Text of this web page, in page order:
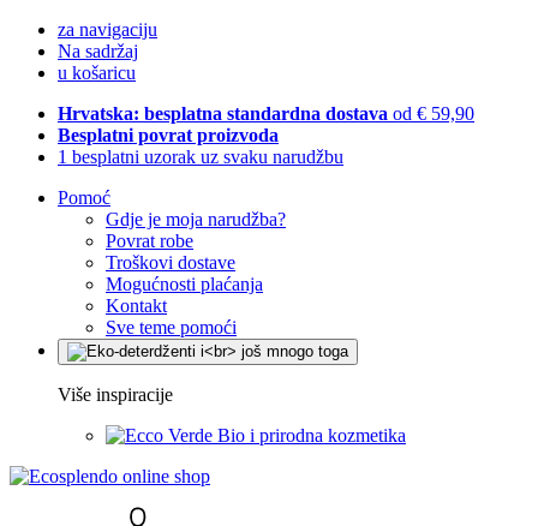
za navigaciju
Na sadržaj
u košaricu
Hrvatska: besplatna standardna dostava od € 59,90
Besplatni povrat proizvoda
1 besplatni uzorak uz svaku narudžbu
Pomoć
Gdje je moja narudžba?
Povrat robe
Troškovi dostave
Mogućnosti plaćanja
Kontakt
Sve teme pomoći
Više inspiracije
Bio i prirodna kozmetika